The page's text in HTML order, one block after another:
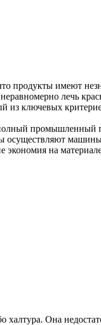
продукты имеют
лечь
ключевых
промышленный
на материале
Она